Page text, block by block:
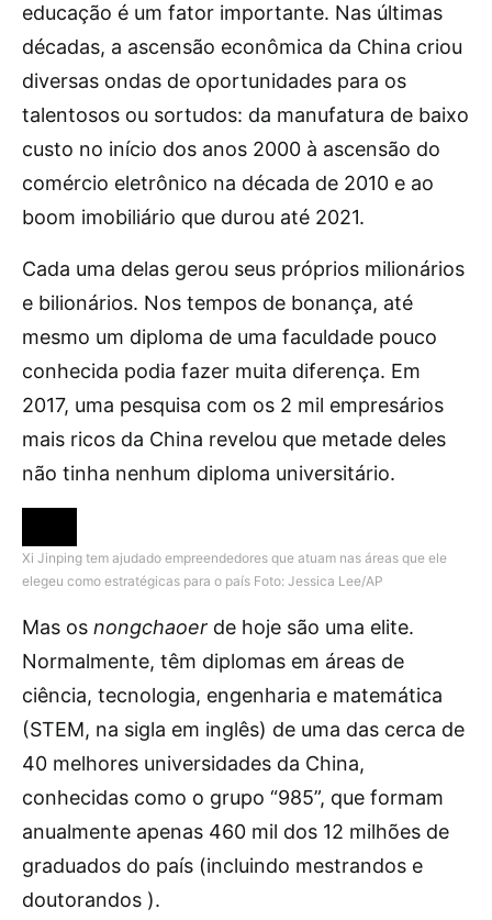
educação é um fator importante. Nas últimas
décadas, a ascensão econômica da China criou
diversas ondas de oportunidades para os
talentosos ou sortudos: da manufatura de baixo
custo no início dos anos 2000 à ascensão do
comércio eletrônico na década de 2010 e ao
boom imobiliário que durou até 2021.
Cada uma delas gerou seus próprios milionários
e bilionários. Nos tempos de bonança, até
mesmo um diploma de uma faculdade pouco
conhecida podia fazer muita diferença. Em
2017, uma pesquisa com os 2 mil empresários
mais ricos da China revelou que metade deles
não tinha nenhum diploma universitário.
Xi Jinping tem ajudado empreendedores que atuam nas áreas que ele
elegeu como estratégicas para o país Foto: Jessica Lee/AP
Mas os nongchaoer de hoje são uma elite.
Normalmente, têm diplomas em áreas de
ciência, tecnologia, engenharia e matemática
(STEM, na sigla em inglês) de uma das cerca de
40 melhores universidades da China,
conhecidas como o grupo “985”, que formam
anualmente apenas 460 mil dos 12 milhões de
graduados do país (incluindo mestrandos e
doutorandos ).